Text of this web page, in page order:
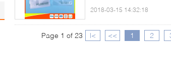
2018-03-15 14:32:18
Page 1 of 23 |< << 1 2